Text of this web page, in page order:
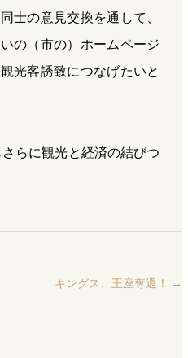
士の意見交換を通して、
の（市の）ホームページ
光客誘致につなげたいと
らに観光と経済の結びつ
キングス、王座奪還！ →